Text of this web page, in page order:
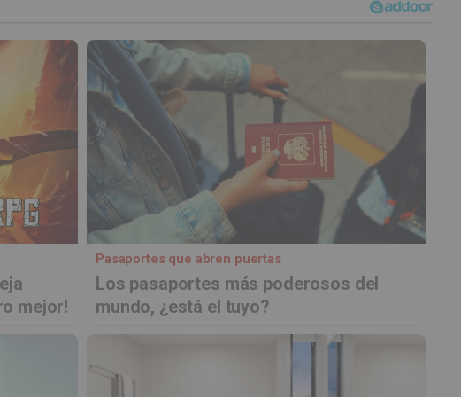
mejor!
Pasaportes que abren puertas
Los pasaportes más poderosos del
mundo, ¿está el tuyo?